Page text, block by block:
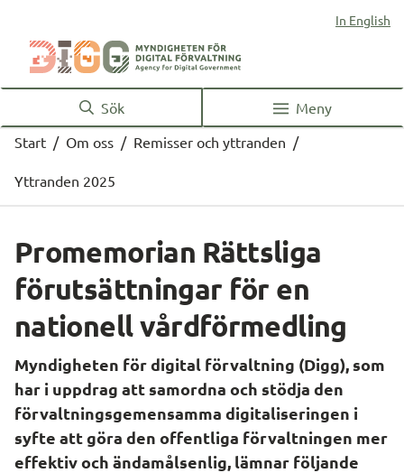
In English
Sök
Meny
Start / Om oss / Remisser och yttranden /
Yttranden 2025
Promemorian Rättsliga
förutsättningar för en
nationell vårdförmedling
Myndigheten för digital förvaltning (Digg), som
har i uppdrag att samordna och stödja den
förvaltningsgemensamma digitaliseringen i
syfte att göra den offentliga förvaltningen mer
effektiv och ändamålsenlig, lämnar följande